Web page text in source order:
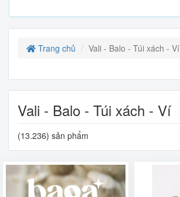
Trang chủ Vali - Balo - Túi xách - Ví
Vali - Balo - Túi xách - Ví
(13.236) sản phẩm